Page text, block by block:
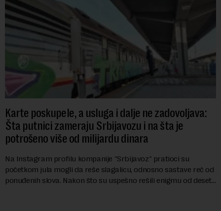
Karte poskupele, a usluga i dalje ne zadovoljava:
Šta putnici zameraju Srbijavozu i na šta je
potrošeno više od milijardu dinara
Na Instagram profilu kompanije "Srbijavoz" pratioci su
početkom jula mogli da reše slagalicu, odnosno sastave reč od
ponuđenih slova. Nakon što su uspešno rešili enigmu od deset